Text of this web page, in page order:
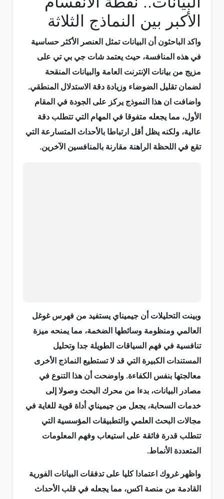
الأكبر بين النماذج الثلاثة
واكد الباحثون أن البيانات تمثل العنصر الأكثر حساسية
في هذه المنافسة، حيث يعتمد شات جي بي تي على
مزيج من بيانات الإنترنت العامة والبيانات المنقحة
لضمان تقليل الضوضاء وزيادة دقة الاستدلال المنطقي.
واضافت ان هذا النموذج يركز على الجودة في المقام
الأول، مما يجعله متفوقا في المهام التي تتطلب دقة
عالية، ولكنه يظل أقل ارتباطا بالأحداث المتسارعة التي
تقع في اللحظة الراهنة مقارنة بالمنافسين الآخرين.
وبينت التحليلات أن جيميناي يستفيد من فهرس غوغل
العالمي ومنظومة وسائطها الضخمة، مما يمنحه ميزة
تنافسية في فهم السياقات الطويلة جدا وتحليل
المستندات الكبيرة التي قد لا تستطيع النماذج الأخرى
معالجتها بنفس الكفاءة. واوضحت أن هذا التنوع في
مصادر البيانات، بدءا من محرك البحث وصولا إلى
خدمات السحابة، يجعل من جيميناي أداة قوية للغاية في
مجالات البحث العلمي والتطبيقات المؤسسية التي
تتطلب قدرة فائقة على استيعاب وفهم المعلومات
المتعددة الأنماط.
واظهر غروك اعتمادا كليا على تدفقات البيانات الفورية
القادمة من منصة اكس، مما يجعله في قلب الأحداث